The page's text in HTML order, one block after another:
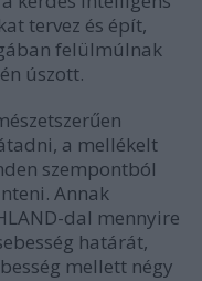
tervez és épít,
felülmúlnak
úszott.
a mellékelt
szempontból
Annak
dal mennyire
határát,
mellett négy